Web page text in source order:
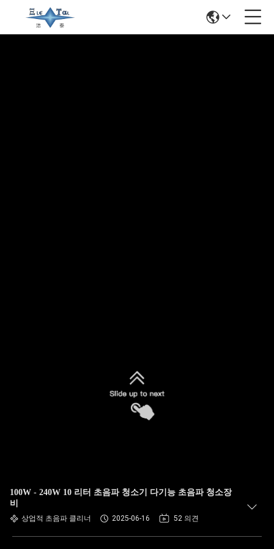
100W - 240W 10 리터 초음파 청소기 다기능 초음파 청소장
비
상업적 초음파 클리너 2025-06-16 52 의견